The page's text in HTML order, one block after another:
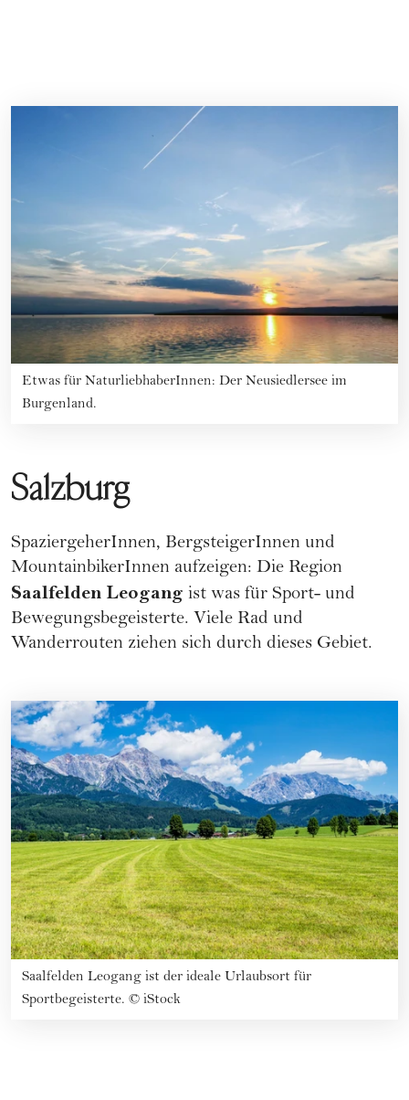
Etwas für NaturliebhaberInnen: Der Neusiedlersee im
Burgenland.
Salzburg
SpaziergeherInnen, BergsteigerInnen und
MountainbikerInnen aufzeigen: Die Region
Saalfelden Leogang ist was für Sport- und
Bewegungsbegeisterte. Viele Rad und
Wanderrouten ziehen sich durch dieses Gebiet.
Saalfelden Leogang ist der ideale Urlaubsort für
Sportbegeisterte. © iStock